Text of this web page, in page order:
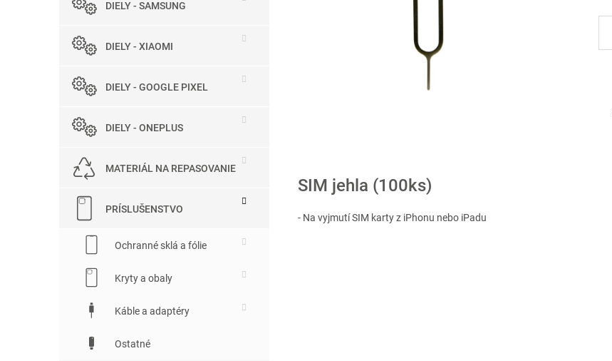
DIELY - SAMSUNG
DIELY - XIAOMI
DIELY - GOOGLE PIXEL
DIELY - ONEPLUS
MATERIÁL NA REPASOVANIE
PRÍSLUŠENSTVO
Ochranné sklá a fólie
Kryty a obaly
Káble a adaptéry
Ostatné
SIM jehla (100ks)
- Na vyjmutí SIM karty z iPhonu nebo iPadu